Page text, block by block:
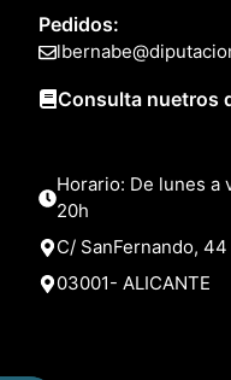
Pedidos:
Consulta nuetros
Horario: De lunes a
20h
C/ SanFernando,
03001- ALICANTE